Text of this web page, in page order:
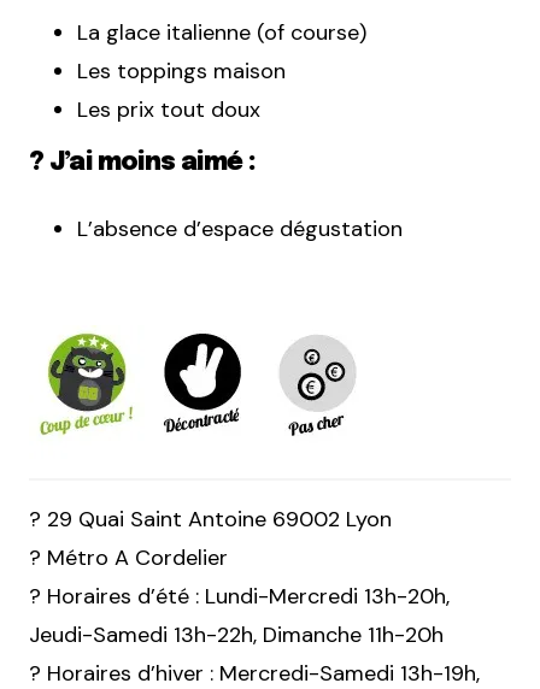
La glace italienne (of course)
Les toppings maison
Les prix tout doux
? J’ai moins aimé :
L’absence d’espace dégustation
? 29 Quai Saint Antoine 69002 Lyon
? Métro A Cordelier
? Horaires d’été : Lundi-Mercredi 13h-20h,
Jeudi-Samedi 13h-22h, Dimanche 11h-20h
? Horaires d’hiver : Mercredi-Samedi 13h-19h,